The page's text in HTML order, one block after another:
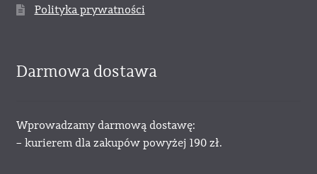
Polityka prywatności
Darmowa dostawa
Wprowadzamy darmową dostawę:
– kurierem dla zakupów powyżej 190 zł.